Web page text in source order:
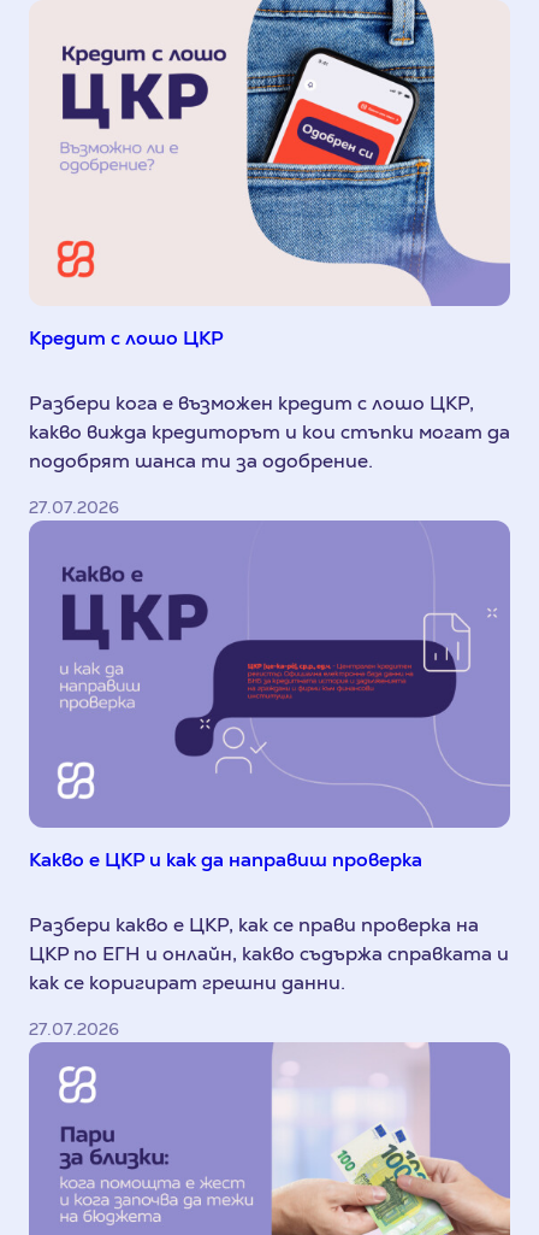
Кредит с лошо ЦКР
Разбери кога е възможен кредит с лошо ЦКР,
какво вижда кредиторът и кои стъпки могат да
подобрят шанса ти за одобрение.
27.07.2026
Какво е ЦКР и как да направиш проверка
Разбери какво е ЦКР, как се прави проверка на
ЦКР по ЕГН и онлайн, какво съдържа справката и
как се коригират грешни данни.
27.07.2026